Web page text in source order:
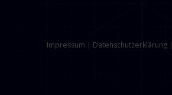
Impressum | Datenschutzerklärung|